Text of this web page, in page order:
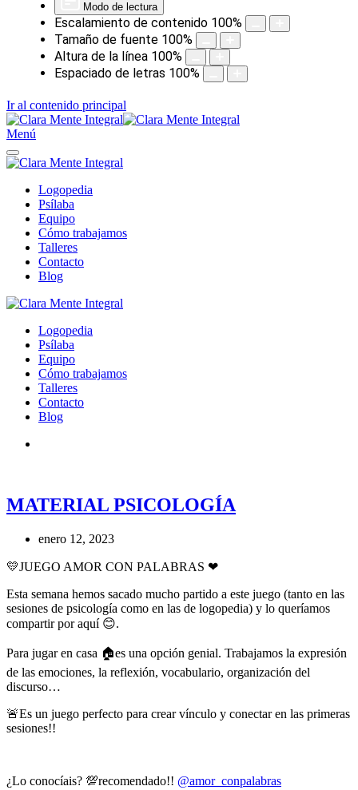
Modo de lectura
Escalamiento de contenido 100%
Tamaño de fuente 100%
Altura de la línea 100%
Espaciado de letras 100%
Ir al contenido principal
Menú
Logopedia
Psílaba
Equipo
Cómo trabajamos
Talleres
Contacto
Blog
Logopedia
Psílaba
Equipo
Cómo trabajamos
Talleres
Contacto
Blog
MATERIAL PSICOLOGÍA
enero 12, 2023
💛JUEGO AMOR CON PALABRAS ❤
Esta semana hemos sacado mucho partido a este juego (tanto en las
sesiones de psicología como en las de logopedia) y lo queríamos
compartir por aquí 😊.
Para jugar en casa 🏠es una opción genial. Trabajamos la expresión
de las emociones, la reflexión, vocabulario, organización del
discurso…
🚨Es un juego perfecto para crear vínculo y conectar en las primeras
sesiones!!
¿Lo conocíais? 💯recomendado!! @amor_conpalabras